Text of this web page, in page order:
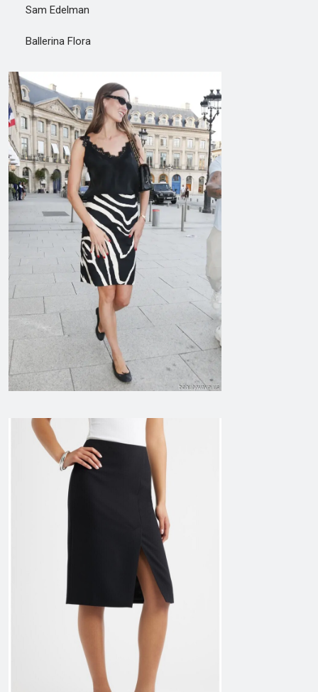
Sam Edelman
Ballerina Flora